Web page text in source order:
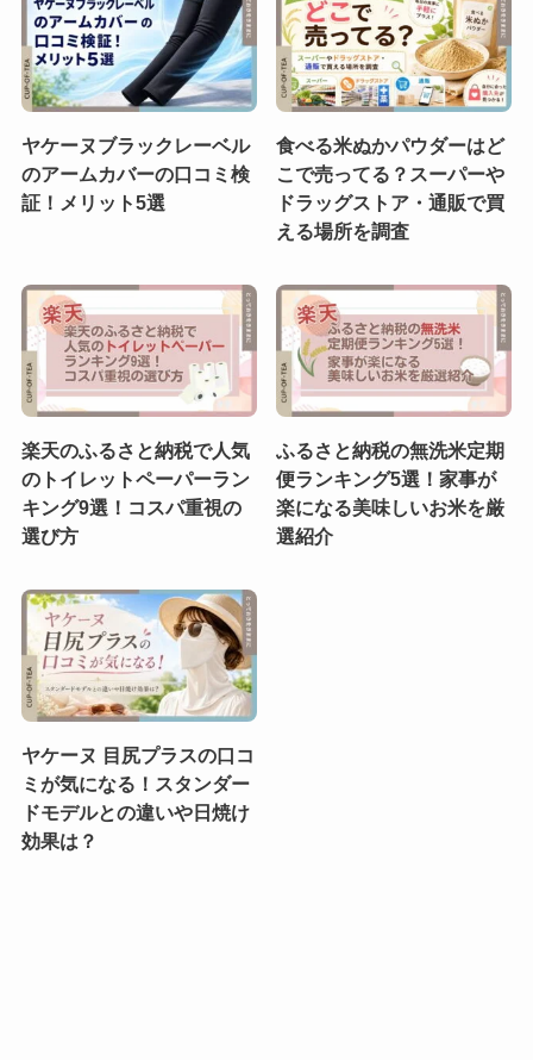
ヤケーヌブラックレーベル
のアームカバーの口コミ検
証！メリット5選
食べる米ぬかパウダーはど
こで売ってる？スーパーや
ドラッグストア・通販で買
える場所を調査
楽天のふるさと納税で人気
のトイレットペーパーラン
キング9選！コスパ重視の
選び方
ふるさと納税の無洗米定期
便ランキング5選！家事が
楽になる美味しいお米を厳
選紹介
ヤケーヌ 目尻プラスの口コ
ミが気になる！スタンダー
ドモデルとの違いや日焼け
効果は？